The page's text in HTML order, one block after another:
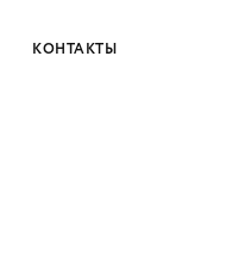
КОНТАКТЫ